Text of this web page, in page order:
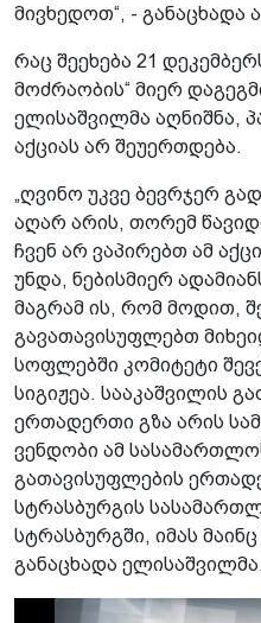
მივხედოთ“, -
რაც შეეხება 21
მოძრაობის“ მიერ
ელისაშვილმა აღნიშნა,
აქციას არ შეუერთდება.
„ღვინო უკვე ბევრჯერ
აღარ არის, თორემ
ჩვენ არ ვაპირებთ ამ
უნდა, ნებისმიერ
მაგრამ ის, რომ მოდით,
გავათავისუფლებთ
სოფლებში კომიტეტი
სიგიჟეა. სააკაშვილის
ერთადერთი გზა არის
ვენდობი ამ
გათავისუფლების
სტრასბურგის
სტრასბურგში, იმას
განაცხადა